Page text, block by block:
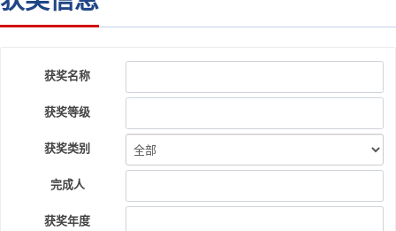
获奖名称
获奖等级
获奖类别
完成人
获奖年度